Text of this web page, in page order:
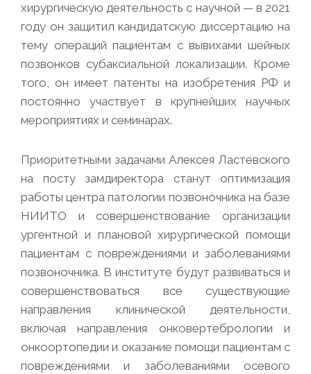
хирургическую деятельность с научной — в 2021
году он защитил кандидатскую диссертацию на
тему операций пациентам с вывихами шейных
позвонков субаксиальной локализации. Кроме
того, он имеет патенты на изобретения РФ и
постоянно участвует в крупнейших научных
мероприятиях и семинарах.
Приоритетными задачами Алексея Ластевского
на посту замдиректора станут оптимизация
работы центра патологии позвоночника на базе
НИИТО и совершенствование организации
ургентной и плановой хирургической помощи
пациентам с повреждениями и заболеваниями
позвоночника. В институте будут развиваться и
совершенствоваться все существующие
направления клинической деятельности,
включая направления онковертебрологии и
онкоортопедии и оказание помощи пациентам с
повреждениями и заболеваниями осевого